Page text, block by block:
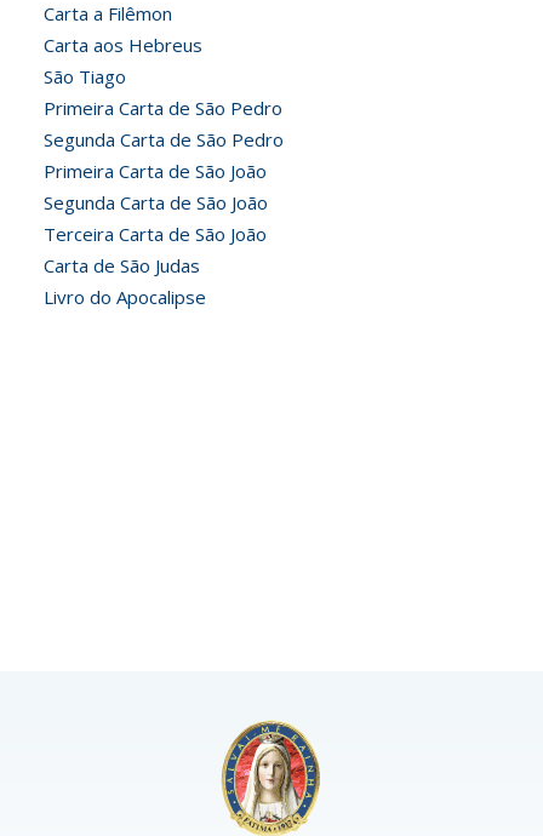
Carta a Filêmon
Carta aos Hebreus
São Tiago
Primeira Carta de São Pedro
Segunda Carta de São Pedro
Primeira Carta de São João
Segunda Carta de São João
Terceira Carta de São João
Carta de São Judas
Livro do Apocalipse